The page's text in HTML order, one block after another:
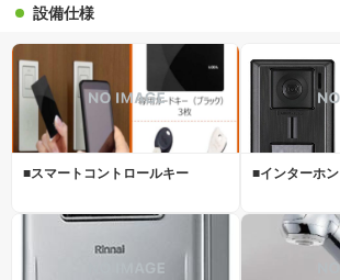
設備仕様
■スマートコントロールキー ■インターホン